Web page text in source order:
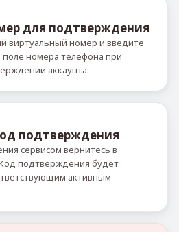
для подтверждения
виртуальный номер и введите
номера телефона при
аккаунта.
подтверждения
сервисом вернитесь в
подтверждения будет
активным